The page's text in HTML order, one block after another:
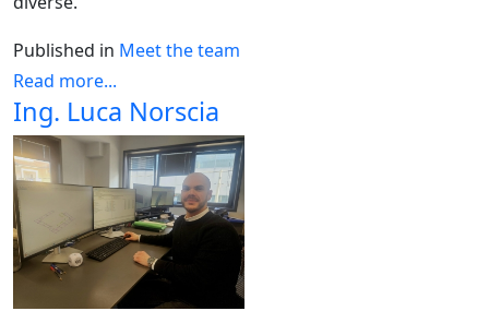
Published in Meet the team
Read more...
Ing. Luca Norscia